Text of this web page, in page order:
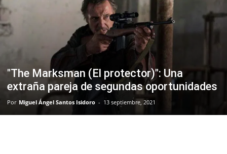
"The Marksman (El protector)": Una
extraña pareja de segundas oportunidades
Por Miguel Ángel Santos Isidoro - 13 septiembre, 2021